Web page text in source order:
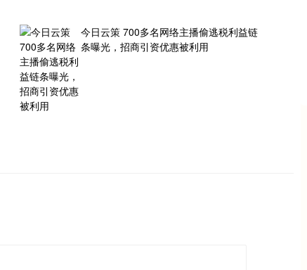
今日云策 700多名网络主播偷逃税利益链
条曝光，招商引资优惠被利用